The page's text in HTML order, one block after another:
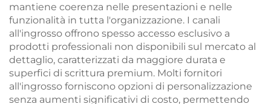
mantiene coerenza nelle presentazioni e nelle
funzionalità in tutta l'organizzazione. I canali
all'ingrosso offrono spesso accesso esclusivo a
prodotti professionali non disponibili sul mercato al
dettaglio, caratterizzati da maggiore durata e
superfici di scrittura premium. Molti fornitori
all'ingrosso forniscono opzioni di personalizzazione
senza aumenti significativi di costo, permettendo